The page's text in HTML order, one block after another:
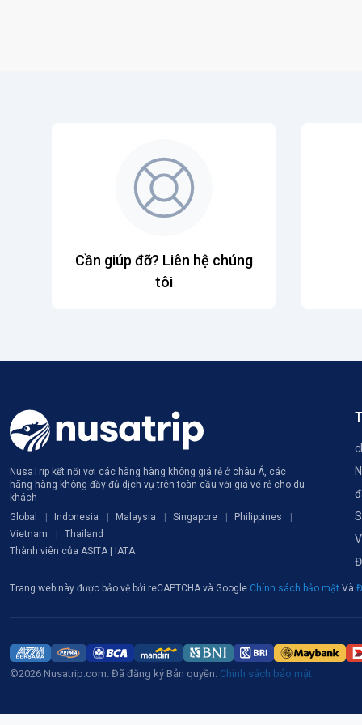
Cần giúp đỡ? Liên hệ chúng
tôi
NusaTrip kết nối với các hãng hàng không giá rẻ ở châu Á, các
hãng hàng không đầy đủ dịch vụ trên toàn cầu với giá vé rẻ cho du
khách
Global
Indonesia Malaysia Singapore
Philippines
Vietnam
Thailand
Thành viên của ASITA | IATA
Trang web này được bảo vệ bởi reCAPTCHA và Google Chính sách bảo mật Và
©2026 Nusatrip.com. Đã đăng ký Bản quyền. Chính sách bảo mật